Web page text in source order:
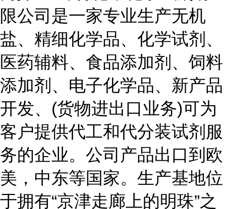
限公司是一家专业生产无机
盐、精细化学品、化学试剂、
医药辅料、食品添加剂、饲料
添加剂、电子化学品、新产品
开发、(货物进出口业务)可为
客户提供代工和代分装试剂服
务的企业。公司产品出口到欧
美，中东等国家。生产基地位
于拥有“京津走廊上的明珠”之